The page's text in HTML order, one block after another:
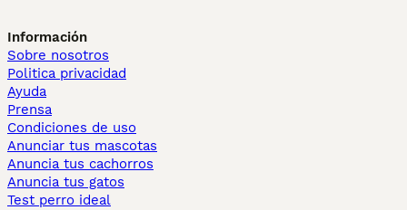
Información
Sobre nosotros
Politica privacidad
Ayuda
Prensa
Condiciones de uso
Anunciar tus mascotas
Anuncia tus cachorros
Anuncia tus gatos
Test perro ideal